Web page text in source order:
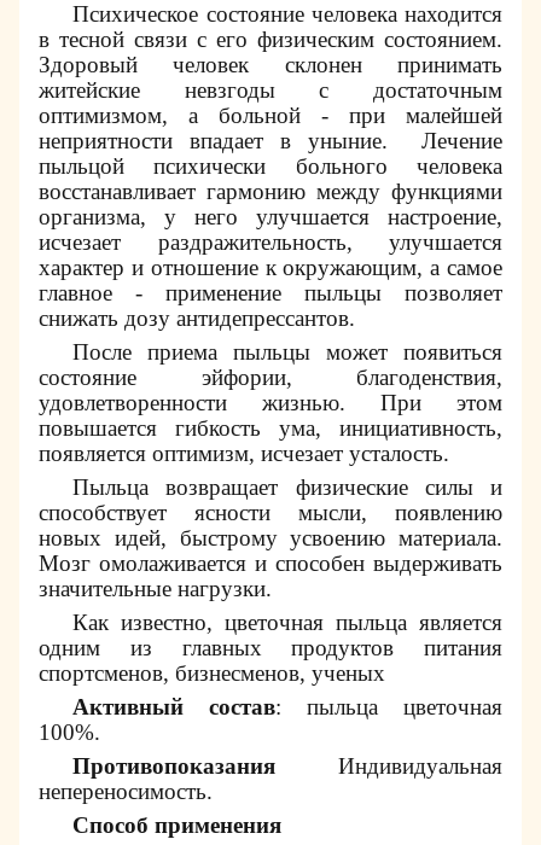
Психическое состояние человека находится
в тесной связи с его физическим состоянием.
Здоровый человек склонен принимать
житейские невзгоды с достаточным
оптимизмом, а больной - при малейшей
неприятности впадает в уныние.
Лечение
пыльцой психически больного человека
восстанавливает гармонию между функциями
организма, у него улучшается настроение,
исчезает раздражительность, улучшается
характер и отношение к окружающим, а самое
главное - применение пыльцы позволяет
снижать дозу антидепрессантов.
После приема пыльцы может появиться
состояние эйфории, благоденствия,
удовлетворенности жизнью. При этом
повышается гибкость ума, инициативность,
появляется оптимизм, исчезает усталость.
Пыльца возвращает физические силы и
способствует ясности мысли, появлению
новых идей, быстрому усвоению материала.
Мозг омолаживается и способен выдерживать
значительные нагрузки.
Как известно, цветочная пыльца является
одним из главных продуктов питания
спортсменов, бизнесменов, ученых
Активный состав: пыльца цветочная
100%.
Противопоказания Индивидуальная
непереносимость.
Способ применения